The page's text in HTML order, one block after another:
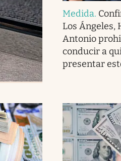
Medida.
Los Ángeles,
Antonio
conducir a
presentar